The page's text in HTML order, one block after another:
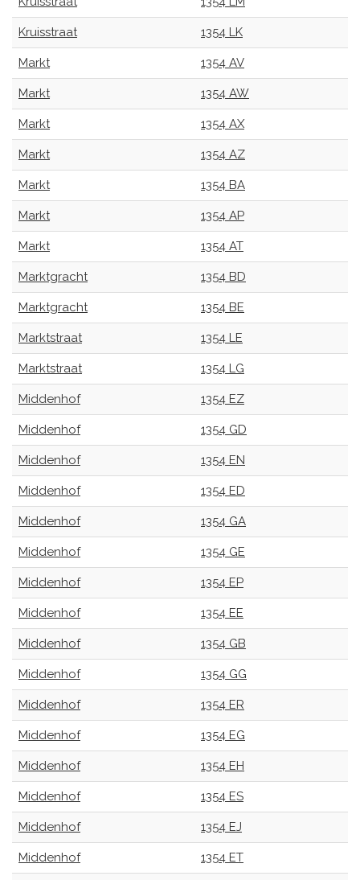
Kruisstraat 1354 LK
Markt 1354 AV
Markt 1354 AW
Markt 1354 AX
Markt 1354 AZ
Markt 1354 BA
Markt 1354 AP
Markt 1354 AT
Marktgracht 1354 BD
Marktgracht 1354 BE
Marktstraat 1354 LE
Marktstraat 1354 LG
Middenhof 1354 EZ
Middenhof 1354 GD
Middenhof 1354 EN
Middenhof 1354 ED
Middenhof 1354 GA
Middenhof 1354 GE
Middenhof 1354 EP
Middenhof 1354 EE
Middenhof 1354 GB
Middenhof 1354 GG
Middenhof 1354 ER
Middenhof 1354 EG
Middenhof 1354 EH
Middenhof 1354 ES
Middenhof 1354 EJ
Middenhof 1354 ET